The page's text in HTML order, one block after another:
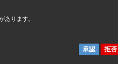
あります。